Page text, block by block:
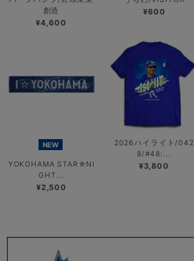
創造
¥4,600
¥600
NEW
YOKOHAMA STAR☆NI
GHT...
¥2,500
2026ハイライト/042
8/#48:...
¥3,800